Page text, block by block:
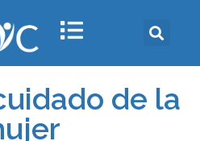
de la